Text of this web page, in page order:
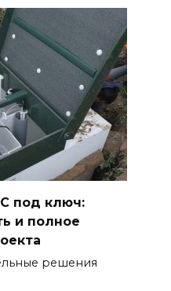
под ключ:
и полное
решения